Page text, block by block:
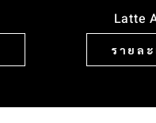
Latte
รายละ